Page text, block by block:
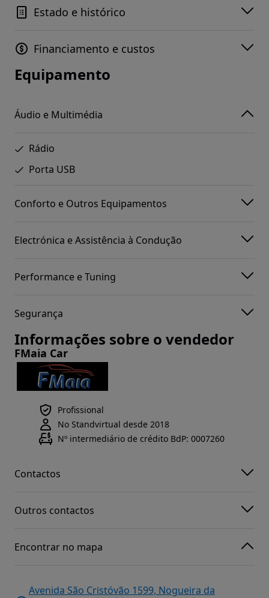
Estado e histórico
Financiamento e custos
Equipamento
Áudio e Multimédia
Rádio
Porta USB
Conforto e Outros Equipamentos
Electrónica e Assistência à Condução
Performance e Tuning
Segurança
Informações sobre o vendedor
FMaia Car
Profissional
No Standvirtual desde 2018
Nº intermediário de crédito BdP: 0007260
Contactos
Outros contactos
Encontrar no mapa
Avenida São Cristóvão 1599, Nogueira da